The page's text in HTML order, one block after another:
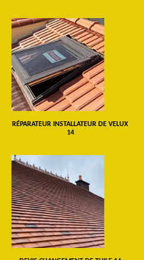
RÉPARATEUR INSTALLATEUR DE VELUX
14